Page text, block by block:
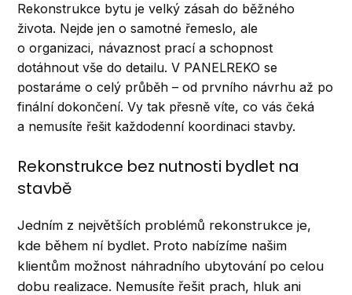
Rekonstrukce bytu je velký zásah do běžného
života. Nejde jen o samotné řemeslo, ale
o organizaci, návaznost prací a schopnost
dotáhnout vše do detailu. V PANELREKO se
postaráme o celý průběh – od prvního návrhu až po
finální dokončení. Vy tak přesně víte, co vás čeká
a nemusíte řešit každodenní koordinaci stavby.
Rekonstrukce bez nutnosti bydlet na
stavbě
Jedním z největších problémů rekonstrukce je,
kde během ní bydlet. Proto nabízíme našim
klientům možnost náhradního ubytování po celou
dobu realizace. Nemusíte řešit prach, hluk ani